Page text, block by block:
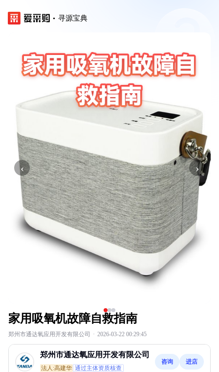
寻源宝典
‹ ›
家用吸氧机故障自救指南
郑州市通达氧应用开发有限公司 · 2026-03-22 00:29:45
郑州市通达氧应用开发有限公司
法人:高建华 通过主体资质核查
咨询 进店